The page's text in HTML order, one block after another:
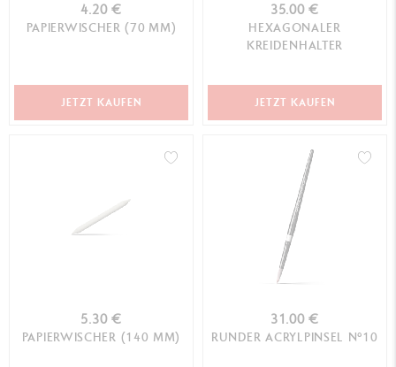
4.20 €
PAPIERWISCHER (70 MM)
JETZT KAUFEN
35.00 €
HEXAGONALER
KREIDENHALTER
JETZT KAUFEN
5.30 €
PAPIERWISCHER (140 MM)
31.00 €
RUNDER ACRYLPINSEL N°10